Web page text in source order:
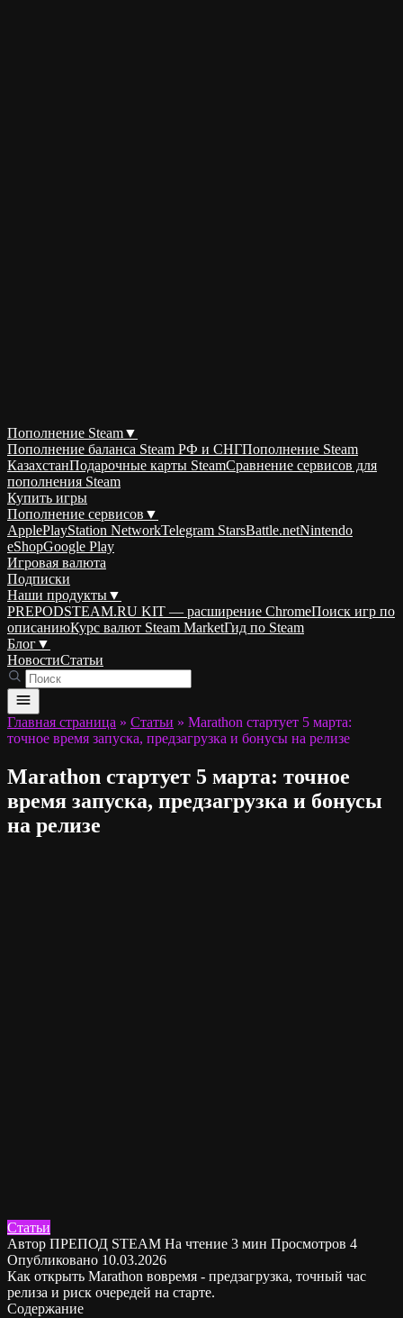
Пополнение Steam▼
Пополнение баланса Steam РФ и СНГПополнение Steam
КазахстанПодарочные карты SteamСравнение сервисов для
пополнения Steam
Купить игры
Пополнение сервисов ▼
ApplePlayStation NetworkTelegram StarsBattle.netNintendo
eShopGoogle Play
Игровая валюта
Подписки
Наши продукты▼
PREPODSTEAM.RU KIT — расширение ChromeПоиск игр по
описаниюКурс валют Steam MarketГид по Steam
Блог▼
НовостиСтатьи
Главная страница » Статьи » Marathon стартует 5 марта:
точное время запуска, предзагрузка и бонусы на релизе
Marathon стартует 5 марта: точное
время запуска, предзагрузка и бонусы
на релизе
Статьи
Автор ПРЕПОД STEAM На чтение 3 мин Просмотров 4
Опубликовано 10.03.2026
Как открыть Marathon вовремя - предзагрузка, точный час
релиза и риск очередей на старте.
Содержание